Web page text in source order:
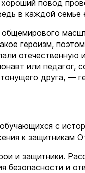
повод
в каждой семье
общемирового
героизм,
или педагог,
друга, —
с
к защитникам
и защитники.
безопасности и